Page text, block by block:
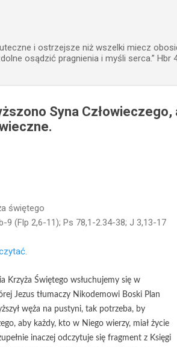
i ostrzejsze niż wszelki miecz
osądzić pragnienia i myśli serca.” Hbr
Syna Człowieczego,
świętego
9 (Flp 2,6-11); Ps 78,1-2.34-38; J 3,13-17
Krzyża Świętego wsłuchujemy się w
Jezus tłumaczy Nikodemowi Boski Plan
węża na pustyni, tak potrzeba, by
aby każdy, kto w Niego wierzy, miał życie
inaczej odczytuje się fragment z Księgi